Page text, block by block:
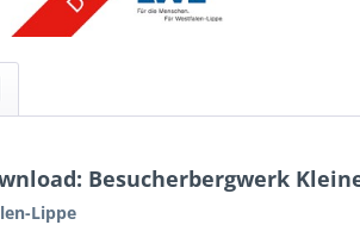
Besucherbergwerk
Lippe